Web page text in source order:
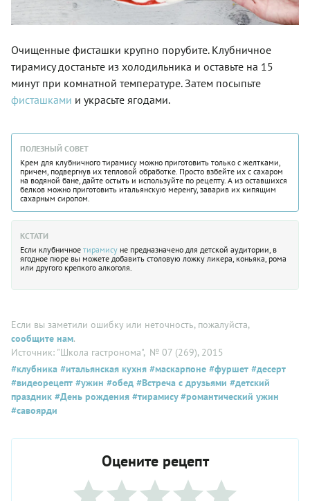
Очищенные фисташки крупно порубите. Клубничное
тирамису достаньте из холодильника и оставьте на 15
минут при комнатной температуре. Затем посыпьте
фисташками и украсьте ягодами.
ПОЛЕЗНЫЙ СОВЕТ
Крем для клубничного тирамису можно приготовить только с желтками,
причем, подвергнув их тепловой обработке. Просто взбейте их с сахаром
на водяной бане, дайте остыть и используйте по рецепту. А из оставшихся
белков можно приготовить итальянскую меренгу, заварив их кипящим
сахарным сиропом.
КСТАТИ
Если клубничное тирамису не предназначено для детской аудитории, в
ягодное пюре вы можете добавить столовую ложку ликера, коньяка, рома
или другого крепкого алкоголя.
Если вы заметили ошибку или неточность, пожалуйста,
сообщите нам.
Источник: "Школа гастронома", № 07 (269), 2015
#клубника #итальянская кухня #маскарпоне #фуршет #десерт
#видеорецепт #ужин #обед #Встреча с друзьями #детский
праздник #День рождения #тирамису#романтический ужин
#савоярди
Оцените рецепт